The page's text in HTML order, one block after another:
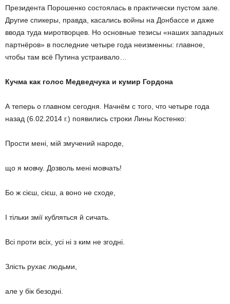
Президента Порошенко состоялась в практически пустом зале.
Другие спикеры, правда, касались войны на Донбассе и даже
ввода туда миротворцев. Но основные тезисы «наших западных
партнёров» в последние четыре года неизменны: главное,
чтобы там всё Путина устраивало…
Кучма как голос Медведчука и кумир Гордона
А теперь о главном сегодня. Начнём с того, что четыре года
назад (6.02.2014 г.) появились строки Лины Костенко:
Прости мені, мій змучений народе,
що я мовчу. Дозволь мені мовчать!
Бо ж сієш, сієш, а воно не сходе,
І тільки змії кубляться й сичать.
Всі проти всіх, усі ні з ким не згодні.
Злість рухає людьми,
але у бік безодні.